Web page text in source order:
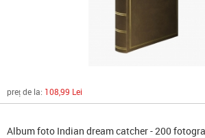
preț de la: 108,99 Lei
Album foto Indian dream catcher - 200